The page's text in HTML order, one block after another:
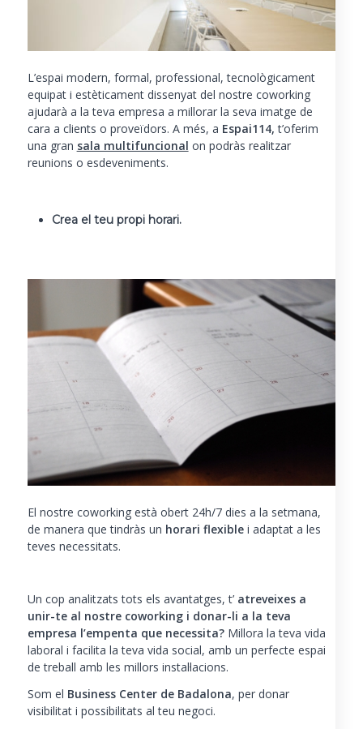
L’espai modern, formal, professional, tecnològicament
equipat i estèticament dissenyat del nostre coworking
ajudarà a la teva empresa a millorar la seva imatge de
cara a clients o proveïdors. A més, a Espai114,t’oferim
una gran sala multifuncional on podràs realitzar
reunions o esdeveniments.
Crea el teu propi horari.
El nostre coworking està obert 24h/7 dies a la setmana,
de manera que tindràs un horari flexiblei adaptat a les
teves necessitats.
Un cop analitzats tots els avantatges, t’ atreveixes a
unir-te al nostre coworking i donar-li a la teva
empresa l’empenta que necessita?Millora la teva vida
laboral i facilita la teva vida social, amb un perfecte espai
de treball amb les millors instal·lacions.
Som el Business Center de Badalona, per donar
visibilitat i possibilitats al teu negoci.